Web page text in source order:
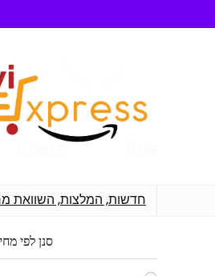
חדשות, המלצות, השוואת
סנן לפי